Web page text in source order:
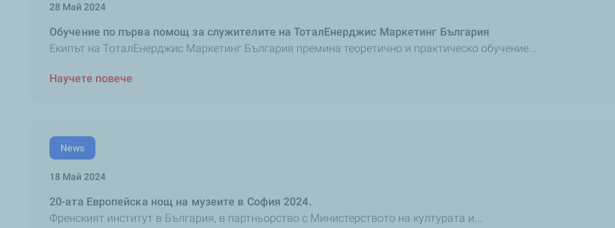
28 Май 2024
Обучение по първа помощ за служителите на ТоталЕнерджис Маркетинг България
Екипът на ТоталЕнерджис Маркетинг България премина теоретично и практическо обучение...
Научете повече
News
18 Май 2024
20-ата Европейска нощ на музеите в София 2024.
Френският институт в България, в партньорство с Министерството на културата и...